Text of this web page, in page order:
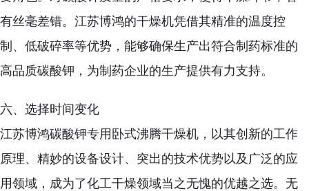
有丝毫差错。江苏博鸿的干燥机凭借其精准的温度控
制、低破碎率等优势，能够确保生产出符合制药标准的
高品质碳酸钾，为制药企业的生产提供有力支持。
六、选择时间变化
江苏博鸿碳酸钾专用卧式沸腾干燥机，以其创新的工作
原理、精妙的设备设计、突出的技术优势以及广泛的应
用领域，成为了化工干燥领域当之无愧的优越之选。无